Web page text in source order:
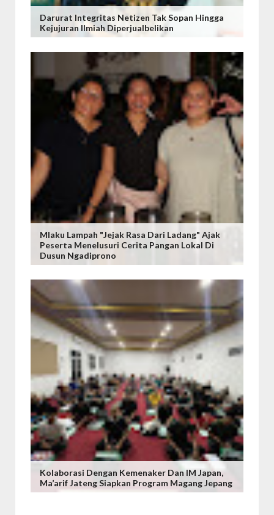
Darurat Integritas Netizen Tak Sopan Hingga
Kejujuran Ilmiah Diperjualbelikan
Mlaku Lampah "Jejak Rasa Dari Ladang" Ajak
Peserta Menelusuri Cerita Pangan Lokal Di
Dusun Ngadiprono
Kolaborasi Dengan Kemenaker Dan IM Japan,
Ma’arif Jateng Siapkan Program Magang Jepang